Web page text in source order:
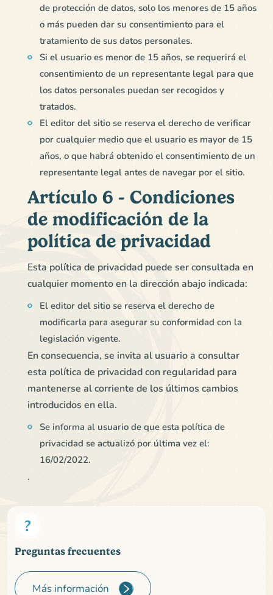
de protección de datos, solo los menores de 15 años
o más pueden dar su consentimiento para el
tratamiento de sus datos personales.
Si el usuario es menor de 15 años, se requerirá el
consentimiento de un representante legal para que
los datos personales puedan ser recogidos y
tratados.
El editor del sitio se reserva el derecho de verificar
por cualquier medio que el usuario es mayor de 15
años, o que habrá obtenido el consentimiento de un
representante legal antes de navegar por el sitio.
Artículo 6 - Condiciones
de modificación de la
política de privacidad
Esta política de privacidad puede ser consultada en
cualquier momento en la dirección abajo indicada:
El editor del sitio se reserva el derecho de
modificarla para asegurar su conformidad con la
legislación vigente.
En consecuencia, se invita al usuario a consultar
esta política de privacidad con regularidad para
mantenerse al corriente de los últimos cambios
introducidos en ella.
Se informa al usuario de que esta política de
privacidad se actualizó por última vez el:
16/02/2022.
.
Preguntas frecuentes
Más información